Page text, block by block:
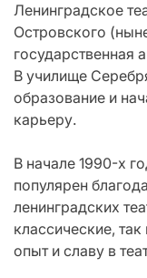
Ленинградское
Островского
государственная
В училище
образование и
карьеру.
В начале 1990-х
популярен
ленинградских
классические,
опыт и славу в